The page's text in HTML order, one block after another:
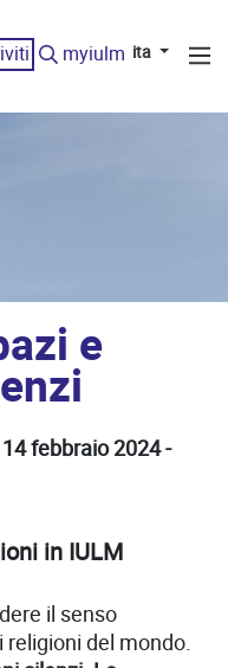
myiulm ita
e
febbraio 2024 -
in IULM
il senso
del mondo.